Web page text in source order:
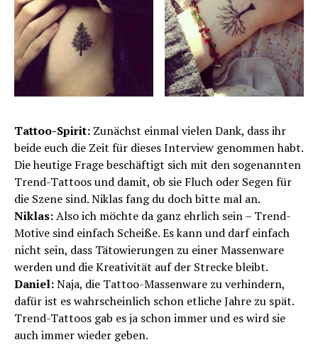
Tattoo-Spirit: Zunächst einmal vielen Dank, dass ihr
beide euch die Zeit für dieses Interview genommen habt.
Die heutige Frage beschäftigt sich mit den sogenannten
Trend-Tattoos und damit, ob sie Fluch oder Segen für
die Szene sind. Niklas fang du doch bitte mal an.
Niklas:Also ich möchte da ganz ehrlich sein – Trend-
Motive sind einfach Scheiße. Es kann und darf einfach
nicht sein, dass Tätowierungen zu einer Massenware
werden und die Kreativität auf der Strecke bleibt.
Daniel:Naja, die Tattoo-Massenware zu verhindern,
dafür ist es wahrscheinlich schon etliche Jahre zu spät.
Trend-Tattoos gab es ja schon immer und es wird sie
auch immer wieder geben.